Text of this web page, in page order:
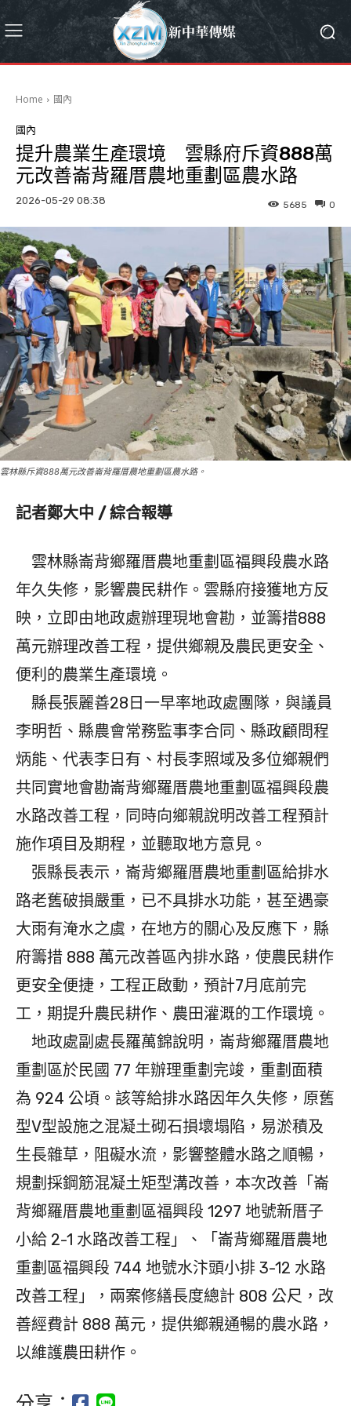
Home 國內
國內
提升農業生產環境 雲縣府斥資888萬
元改善崙背羅厝農地重劃區農水路
2026-05-29 08:38 0
5685
雲林縣斥資888萬元改善崙背羅厝農地重劃區農水路。
記者鄭大中 / 綜合報導
雲林縣崙背鄉羅厝農地重劃區福興段農水路
年久失修，影響農民耕作。雲縣府接獲地方反
映，立即由地政處辦理現地會勘，並籌措888
萬元辦理改善工程，提供鄉親及農民更安全、
便利的農業生產環境。
縣長張麗善28日一早率地政處團隊，與議員
李明哲、縣農會常務監事李合同、縣政顧問程
炳能、代表李日有、村長李照域及多位鄉親們
共同實地會勘崙背鄉羅厝農地重劃區福興段農
水路改善工程，同時向鄉親說明改善工程預計
施作項目及期程，並聽取地方意見。
張縣長表示，崙背鄉羅厝農地重劃區給排水
路老舊破損嚴重，已不具排水功能，甚至遇豪
大雨有淹水之虞，在地方的關心及反應下，縣
府籌措 888 萬元改善區內排水路，使農民耕作
更安全便捷，工程正啟動，預計7月底前完
工，期提升農民耕作、農田灌溉的工作環境。
地政處副處長羅萬錦說明，崙背鄉羅厝農地
重劃區於民國 77 年辦理重劃完竣，重劃面積
為 924 公頃。該等給排水路因年久失修，原舊
型V型設施之混凝土砌石損壞塌陷，易淤積及
生長雜草，阻礙水流，影響整體水路之順暢，
規劃採鋼筋混凝土矩型溝改善，本次改善「崙
背鄉羅厝農地重劃區福興段 1297 地號新厝子
小給 2-1 水路改善工程」、「崙背鄉羅厝農地
重劃區福興段 744 地號水汴頭小排 3-12 水路
改善工程」，兩案修繕長度總計 808 公尺，改
善經費計 888 萬元，提供鄉親通暢的農水路，
以維護農田耕作。